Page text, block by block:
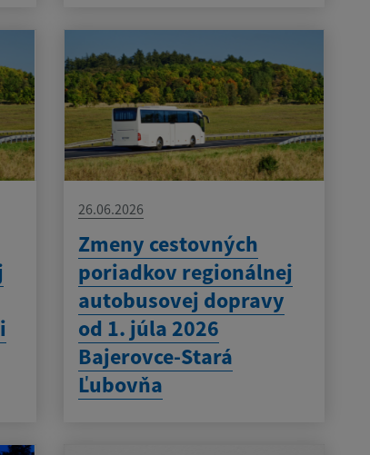
26.06.2026
Zmeny cestovných
poriadkov regionálnej
autobusovej dopravy
od 1. júla 2026
Bajerovce-Stará
Ľubovňa